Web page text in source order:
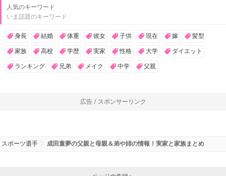
人気のキーワード
いま話題のキーワード
身長 結婚 体重 彼女 子供 現在 嫁 髪型
家族 高校 学歴 実家 性格 大学 ダイエット
ランキング 兄弟 メイク 中学 父親
広告 / スポンサーリンク
スポーツ選手 成田童夢の父親と母親＆弟や姉の情報！実家と家族まとめ